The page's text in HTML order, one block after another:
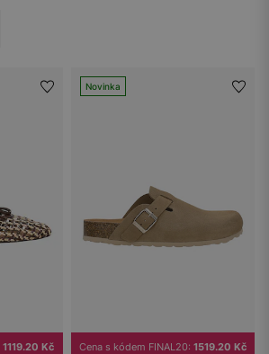
1119.20 Kč
Novinka
Cena s kódem FINAL20: 1519.20 Kč